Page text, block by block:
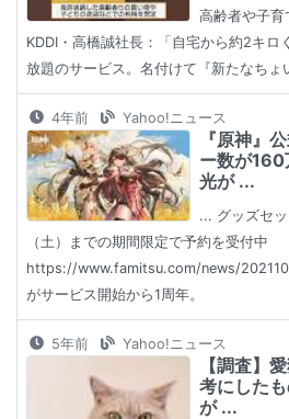
高齢者や子育
KDDI・高橋誠社長：「自宅から約2キロ
放題のサービス。名付けて『新たなちょ
4年前 Yahoo!ニュース
『原神』
ー数が160
光が ...
... グッズセ
（土）までの期間限定で予約を受付中
https://www.famitsu.com/news/
がサービス開始から1周年。
5年前 Yahoo!ニュース
【調査】
考にした
が ...